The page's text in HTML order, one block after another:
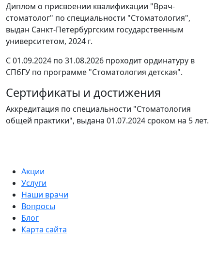
Диплом о присвоении квалификации "Врач-
стоматолог" по специальности "Стоматология",
выдан Санкт-Петербургским государственным
университетом, 2024 г.
С 01.09.2024 по 31.08.2026 проходит ординатуру в
СПбГУ по программе "Стоматология детская".
Сертификаты и достижения
Аккредитация по специальности "Стоматология
общей практики", выдана 01.07.2024 сроком на 5 лет.
Акции
Услуги
Наши врачи
Вопросы
Блог
Карта сайта